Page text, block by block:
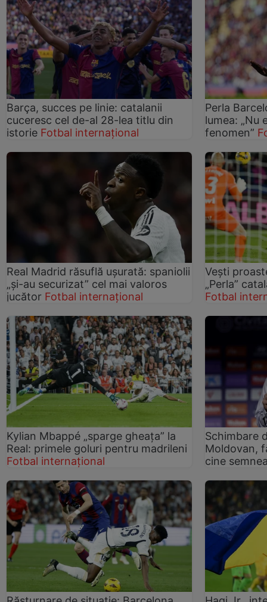
Barça, succes pe linie: catalanii
cuceresc cel de-al 28-lea titlu din
istorie Fotbal internațional
Perla
lumea: „Nu
fenomen”
Real Madrid răsuflă ușurată: spaniolii
„și-au securizat” cel mai valoros
jucător Fotbal internațional
Vești
„Perla”
Fotbal
Kylian Mbappé „sparge gheața” la
Real: primele goluri pentru madrileni
Fotbal internațional
Schimbare
Moldovan,
cine